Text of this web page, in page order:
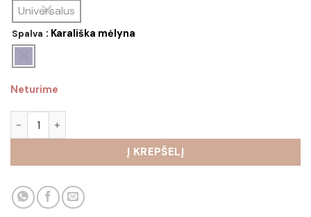
Universalus
Spalva : Karališka mėlyna
Neturime
Į KREPŠELĮ